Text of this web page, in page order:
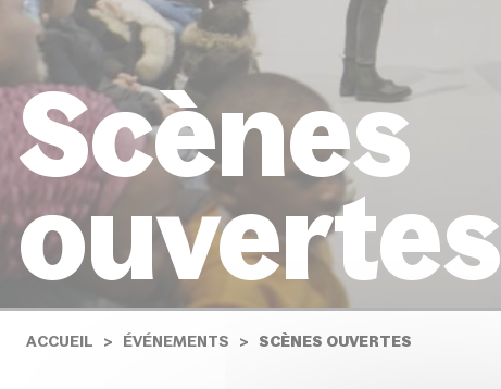
Scènes
ouvertes
ACCUEIL ÉVÉNEMENTS SCÈNES OUVERTES